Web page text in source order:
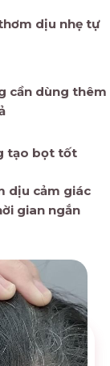
dịu nhẹ tự
cần dùng thêm
dịu cảm giác
gian ngắn
tạo bọt tốt